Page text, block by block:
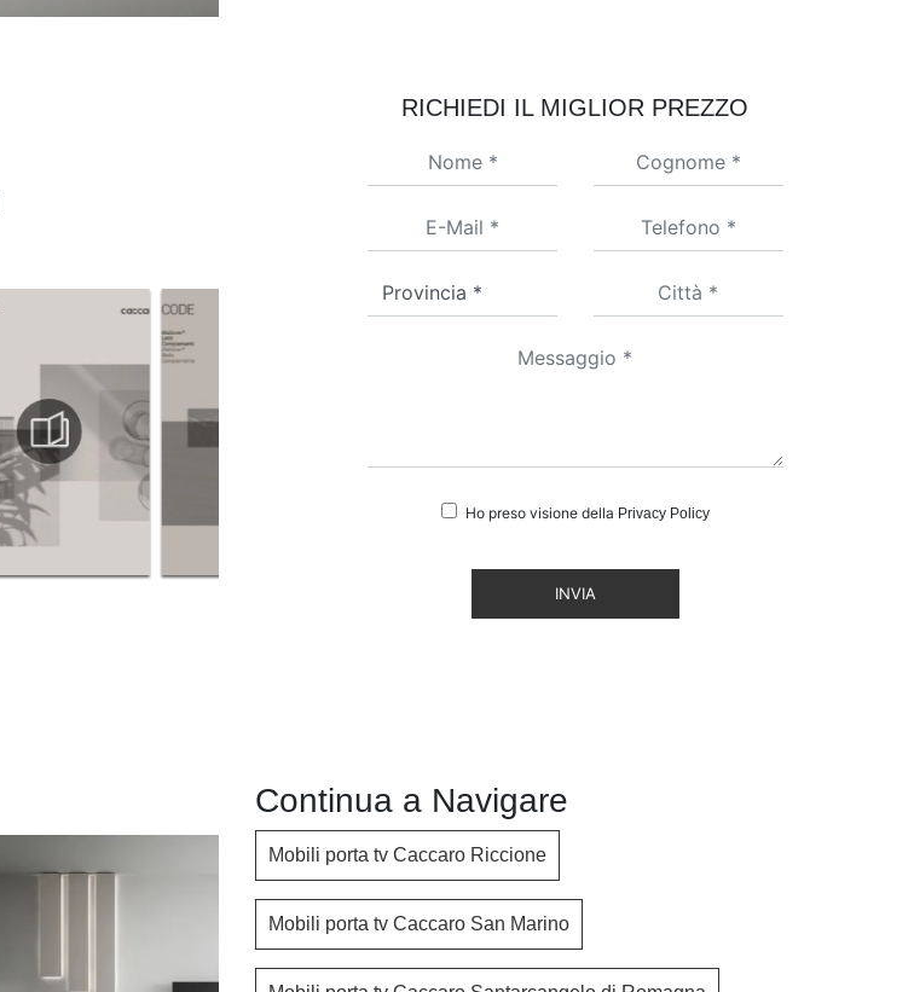
RICHIEDI IL MIGLIOR PREZZO
Ho preso visione della Privacy Policy
INVIA
Continua a Navigare
Mobili porta tv Caccaro Riccione
Mobili porta tv Caccaro San Marino